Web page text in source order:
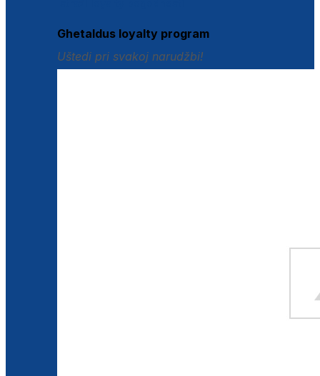
Ghetaldus loyalty program
Uštedi pri svakoj narudžbi!